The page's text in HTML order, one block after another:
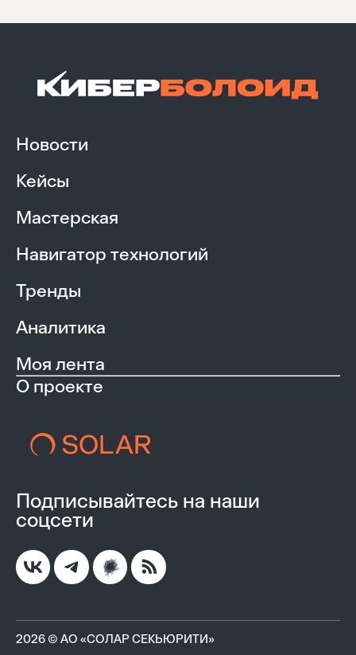
Новости
Кейсы
Мастерская
Навигатор технологий
Тренды
Аналитика
Моя лента
О проекте
Подписывайтесь на наши
соцсети
2026 © АО «СОЛАР СЕКЬЮРИТИ»